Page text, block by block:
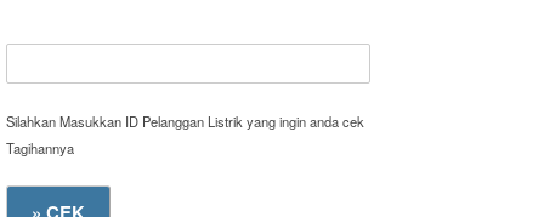
Silahkan Masukkan ID Pelanggan Listrik yang ingin anda cek
Tagihannya